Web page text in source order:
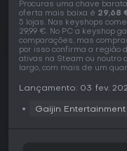
Procuras uma chave
oferta mais baixa é 29,68
5 lojas. Nas keyshops
29,99 €. No PC a keyshop
comparações, mas
por isso confirma a região
ativas na Steam ou noutro
largo, com mais de um
Lançamento: 03 fev.
Gaijin Entertainment